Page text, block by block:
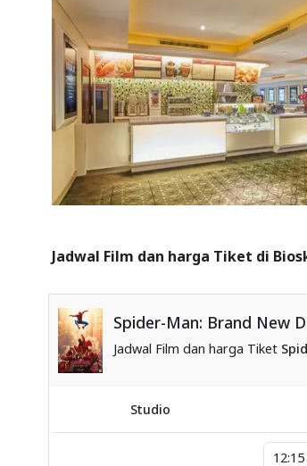
Jadwal Film dan harga Tiket di
Spider-Man: Brand New
Jadwal Film dan harga Tiket
Studio
12:15